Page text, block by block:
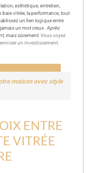
esthétique, entretien,
baie vitrée, la performance, tout
un lien logique entre
un mot creux. Après
mais sûrement. Vous voyez
un investissement.
maison avec style
ENTRE
VITRÉE